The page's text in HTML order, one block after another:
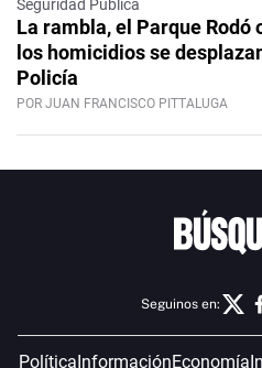
Seguridad Pública
La rambla, el Parque Rodó
los homicidios se
Policía
POR JUAN FRANCISCO PITTALUGA
Seguinos en:
PolíticaInformaciónEconomía